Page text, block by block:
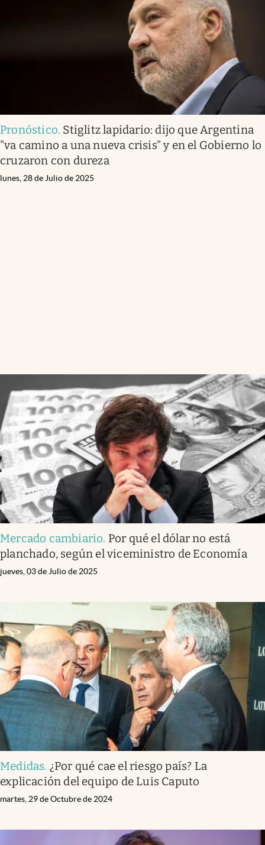
Pronóstico. Stiglitz lapidario: dijo que Argentina
"va camino a una nueva crisis" y en el Gobierno lo
cruzaron con dureza
lunes, 28 de Julio de 2025
Mercado cambiario. Por qué el dólar no está
planchado, según el viceministro de Economía
jueves, 03 de Julio de 2025
Medidas. ¿Por qué cae el riesgo país? La
explicación del equipo de Luis Caputo
martes, 29 de Octubre de 2024